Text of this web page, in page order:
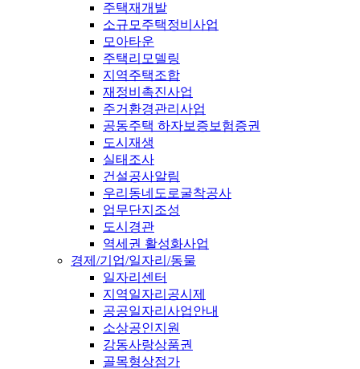
주택재개발
소규모주택정비사업
모아타운
주택리모델링
지역주택조합
재정비촉진사업
주거환경관리사업
공동주택 하자보증보험증권
도시재생
실태조사
건설공사알림
우리동네도로굴착공사
업무단지조성
도시경관
역세권 활성화사업
경제/기업/일자리/동물
일자리센터
지역일자리공시제
공공일자리사업안내
소상공인지원
강동사랑상품권
골목형상점가